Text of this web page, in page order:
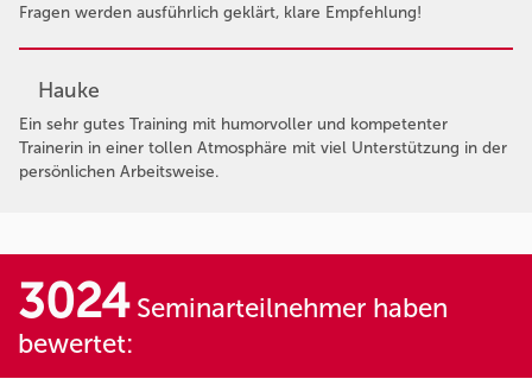
Fragen werden ausführlich geklärt, klare Empfehlung!
Hauke
Ein sehr gutes Training mit humorvoller und kompetenter
Trainerin in einer tollen Atmosphäre mit viel Unterstützung in der
persönlichen Arbeitsweise.
3024Seminarteilnehmer haben
bewertet: